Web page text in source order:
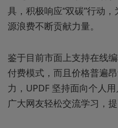
具，积极响应“双碳”行动
源浪费不断贡献力量。
鉴于目前市面上支持在线
付费模式，而且价格普遍
力，UPDF 坚持面向个人
广大网友轻松交流学习，提